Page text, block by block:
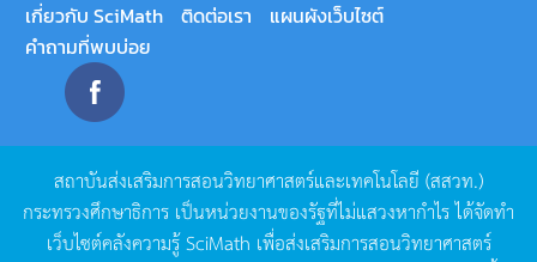
เกี่ยวกับ SciMath ติดต่อเรา
แผนผังเว็บไซต์
คำถามที่พบบ่อย
สถาบันส่งเสริมการสอนวิทยาศาสตร์และเทคโนโลยี (สสวท.)
กระทรวงศึกษาธิการ เป็นหน่วยงานของรัฐที่ไม่แสวงหากำไรได้จัดทำ
เว็บไซต์คลังความรู้SciMath เพื่อส่งเสริมการสอนวิทยาศาสตร์